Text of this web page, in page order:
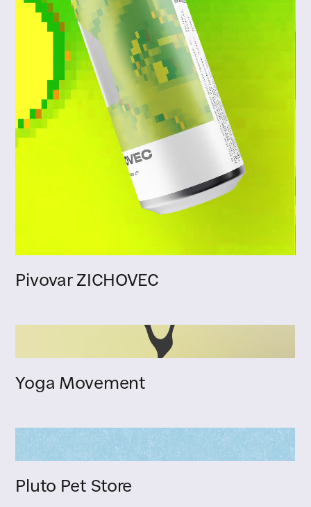
Pivovar ZICHOVEC
Yoga Movement
Pluto Pet Store